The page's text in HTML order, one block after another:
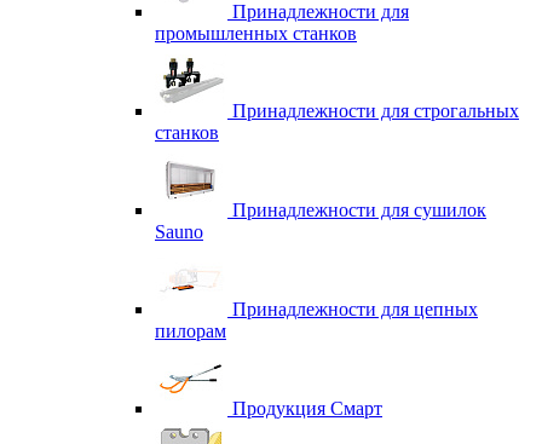
Принадлежности для
промышленных станков
Принадлежности для строгальных
станков
Принадлежности для сушилок
Sauno
Принадлежности для цепных
пилорам
Продукция Смарт